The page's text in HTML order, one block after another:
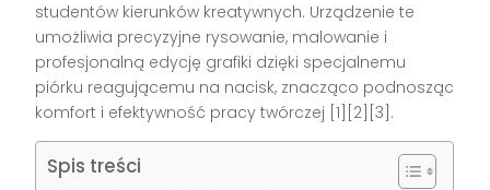
studentów kierunków kreatywnych. Urządzenie te
umożliwia precyzyjne rysowanie, malowanie i
profesjonalną edycję grafiki dzięki specjalnemu
piórku reagującemu na nacisk, znacząco podnosząc
komfort i efektywność pracy twórczej [1][2][3] .
Spis treści